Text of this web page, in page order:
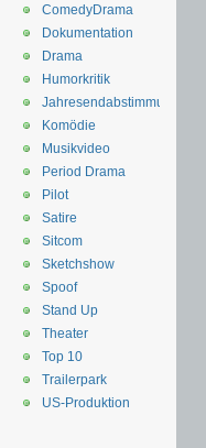
ComedyDrama
Dokumentation
Drama
Humorkritik
Jahresendabstimmung
Komödie
Musikvideo
Period Drama
Pilot
Satire
Sitcom
Sketchshow
Spoof
Stand Up
Theater
Top 10
Trailerpark
US-Produktion